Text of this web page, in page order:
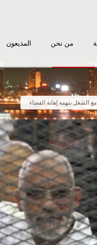
من نحن المذيعون